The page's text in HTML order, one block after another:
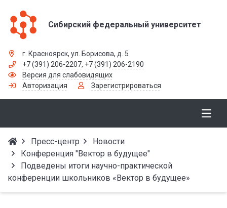
Сибирский федеральный университет
г. Красноярск, ул. Борисова, д. 5
+7 (391) 206-2207, +7 (391) 206-2190
Версия для слабовидящих
Авторизация
Зарегистрироваться
Пресс-центр
Новости
Конференция "Вектор в будущее"
Подведены итоги научно-практической
конференции школьников «Вектор в будущее»